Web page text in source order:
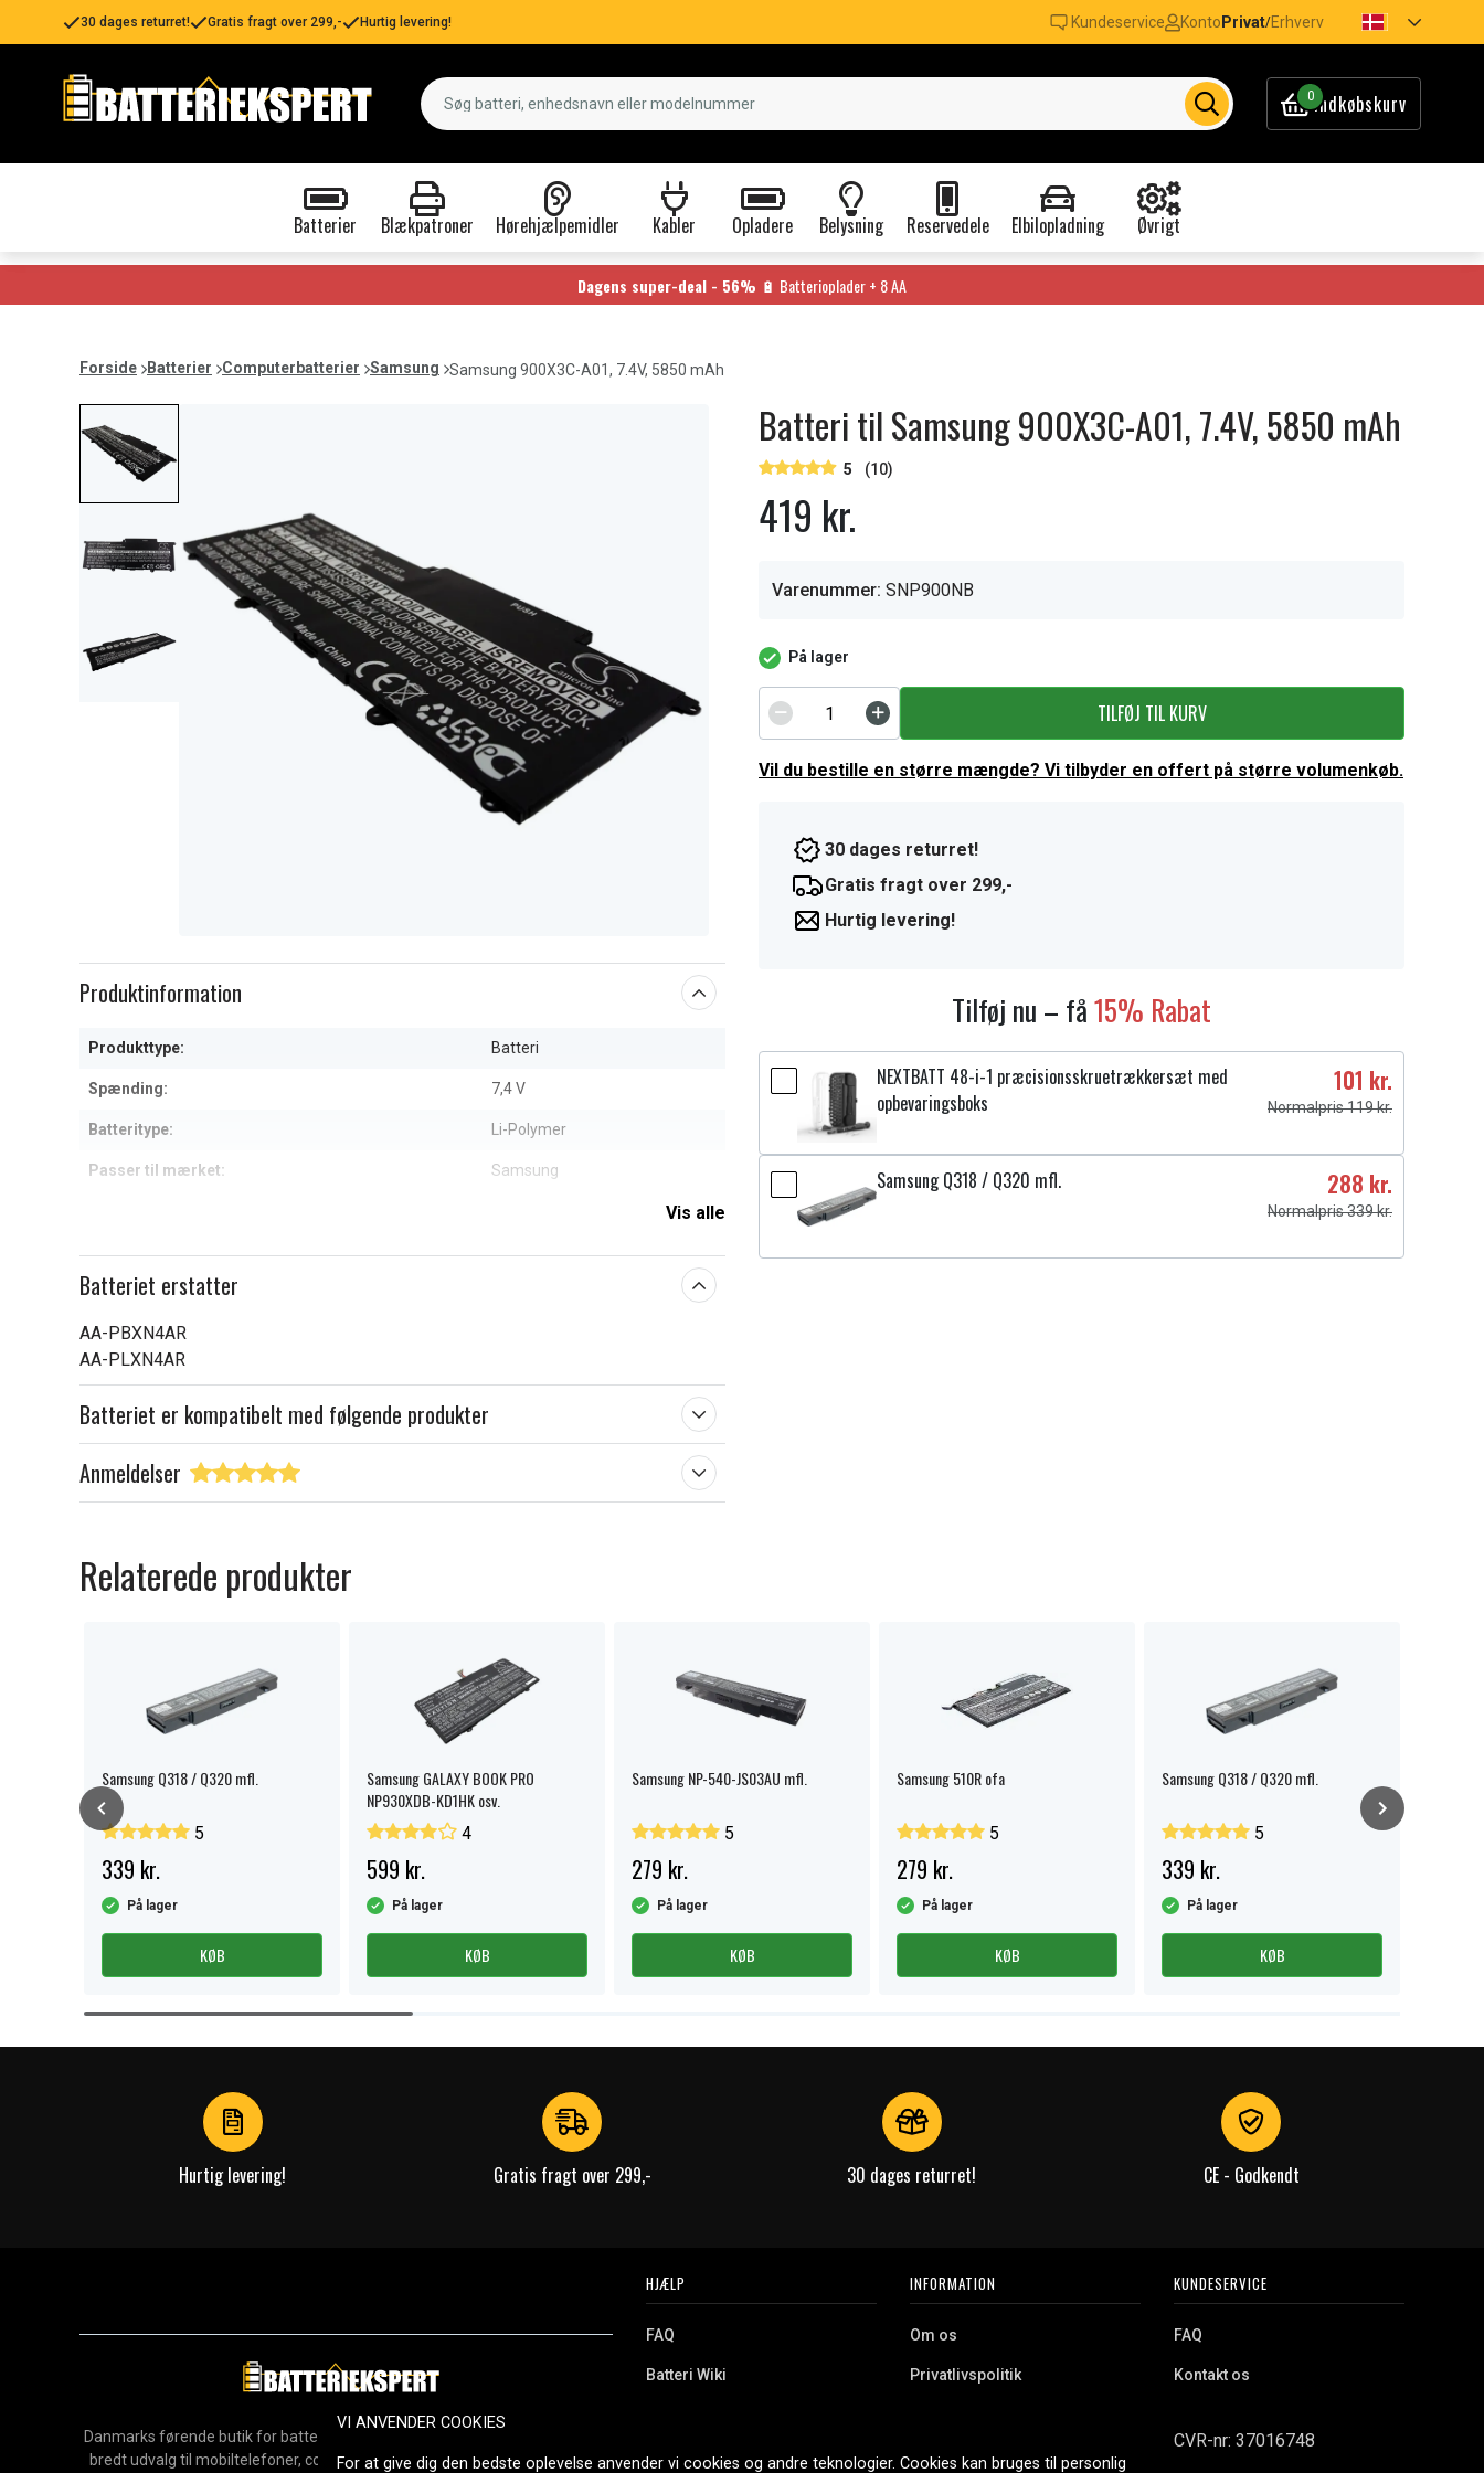
30 dages returret! Gratis fragt over 299,- Hurtig levering! Kundeservice Konto Privat/Erhverv
0Indkøbskurv
Batterier Blækpatroner Hørehjælpemidler Kabler Opladere Belysning Reservedele Elbilopladning Øvrigt
Dagens super-deal - 56% 🔋 Batterioplader + 8 AA
Forside Batterier Computerbatterier Samsung Samsung 900X3C-A01, 7.4V, 5850 mAh
of
Produktinformation
Produkttype: Batteri
Spænding: 7,4 V
Batteritype: Li-Polymer
Passer til mærket: Samsung
Vis alle
Batteriet erstatter
AA-PBXN4AR
AA-PLXN4AR
Batteriet er kompatibelt med følgende produkter
Anmeldelser
Batteri til Samsung 900X3C-A01, 7.4V, 5850 mAh
5 (10)
419 kr.
Varenummer: SNP900NB
På lager
TILFØJ TIL KURV
Vil du bestille en større mængde? Vi tilbyder en offert på større volumenkøb.
30 dages returret!
Gratis fragt over 299,-
Hurtig levering!
Tilføj nu – få15% Rabat
NEXTBATT 48-i-1 præcisionsskruetrækkersæt med
opbevaringsboks
101 kr.
Normalpris 119 kr.
Samsung Q318 / Q320 mfl. 288 kr.
Normalpris 339 kr.
Relaterede produkter
Samsung Q318 / Q320 mfl.
5
339 kr.
På lager
KØB
Samsung GALAXY BOOK PRO
NP930XDB-KD1HK osv.
4
599 kr.
På lager
KØB
Samsung NP-540-JS03AU mfl.
5
279 kr.
På lager
KØB
Samsung 510R ofa
5
279 kr.
På lager
KØB
Samsung Q318 / Q320 mfl.
5
339 kr.
På lager
KØB
Item
Hurtig levering! Gratis fragt over 299,- 30 dages returret! CE - Godkendt
Danmarks førende butik for batterier, opladere og reservedele. Vi tilbyder et
bredt udvalg til mobiltelefoner, computere, værktøj, husholdning og meget
HJÆLP
FAQ
Batteri Wiki
Erhvervskunde
INFORMATION
Om os
Privatlivspolitik
Cookies
KUNDESERVICE
FAQ
Kontakt os
CVR-nr: 37016748
VI ANVENDER COOKIES
For at give dig den bedste oplevelse anvender vi cookies og andre teknologier. Cookies kan bruges til personlig